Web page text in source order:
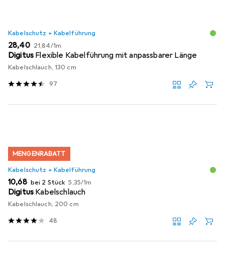
Kabelschutz + Kabelführung
EUR
28,40 EUR
21,84/1m
Digitus Flexible Kabelführung mit anpassbarer Länge
Kabelschlauch, 130 cm
97
MENGENRABATT
Kabelschutz + Kabelführung
EUR
10,68 bei 2 Stück EUR
5,35/1m
Digitus Kabelschlauch
Kabelschlauch, 200 cm
48